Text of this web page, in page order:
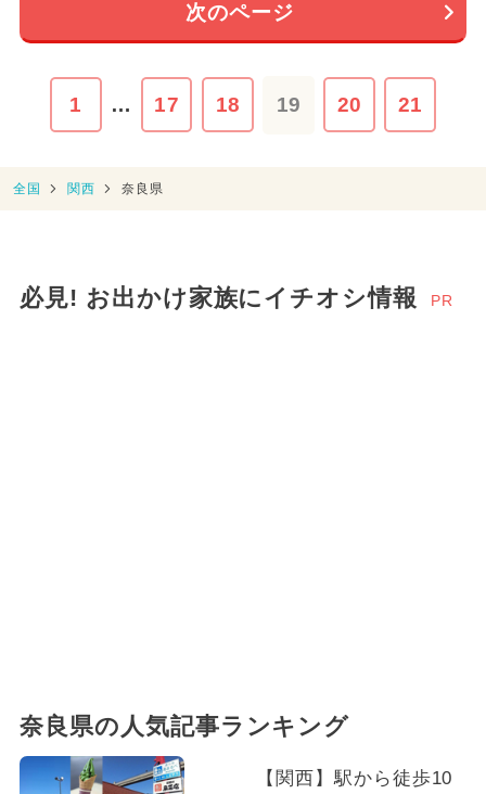
次のページ
1 … 17 18 19 20 21
全国 関西 奈良県
必見! お出かけ家族にイチオシ情報 PR
奈良県の人気記事ランキング
【関西】駅から徒歩10